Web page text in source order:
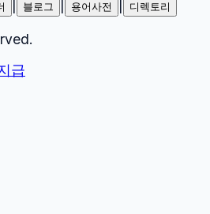
블로그 용어사전 디렉토리
급